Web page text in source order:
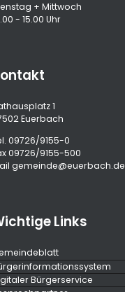
+ Mittwoch
- 15.00 Uhr
1
Euerbach
09726/9155-0
09726/9155-500
gemeinde@euerbach.de
Links
Bürgerservice